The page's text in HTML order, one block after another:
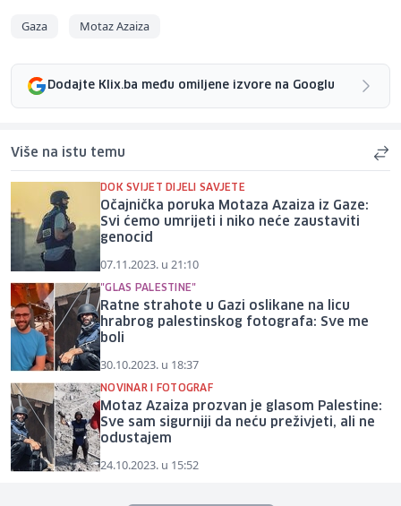
Gaza Motaz Azaiza
Dodajte Klix.ba među omiljene izvore na Googlu
Više na istu temu
DOK SVIJET DIJELI SAVJETE
Očajnička poruka Motaza Azaiza iz Gaze:
Svi ćemo umrijeti i niko neće zaustaviti
genocid
07.11.2023. u 21:10
"GLAS PALESTINE"
Ratne strahote u Gazi oslikane na licu
hrabrog palestinskog fotografa: Sve me
boli
30.10.2023. u 18:37
NOVINAR I FOTOGRAF
Motaz Azaiza prozvan je glasom Palestine:
Sve sam sigurniji da neću preživjeti, ali ne
odustajem
24.10.2023. u 15:52